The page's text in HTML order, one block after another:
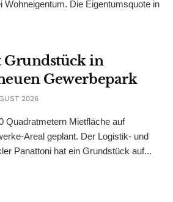
Wohneigentum. Die Eigentumsquote in
in
Gewerbepark
2026
Quadratmetern Mietfläche auf
Areal geplant. Der Logistik- und
Panattoni hat ein Grundstück auf...